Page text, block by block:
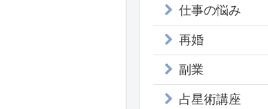
仕事の悩み
再婚
副業
占星術講座